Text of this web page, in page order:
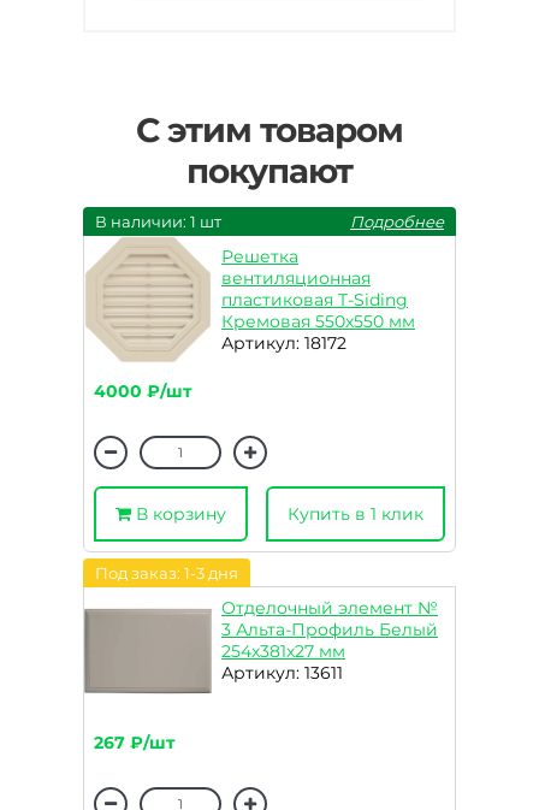
С этим товаром
покупают
В наличии: 1 шт Подробнее
Решетка
вентиляционная
пластиковая T-Siding
Кремовая 550х550 мм
Артикул: 18172
4000 ₽/шт
В корзину Купить в 1 клик
Под заказ: 1-3 дня
Отделочный элемент №
3 Альта-Профиль Белый
254x381x27 мм
Артикул: 13611
267 ₽/шт